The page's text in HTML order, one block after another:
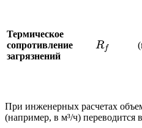
Термическое
сопротивление
загрязнений
R_f
Rf
При инженерных расчетах
(например, в м³/ч) переводится